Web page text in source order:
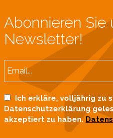
Abonnieren Sie
Newsletter!
Ich erkläre, volljährig zu
Datenschutzerklärung
akzeptiert zu haben.